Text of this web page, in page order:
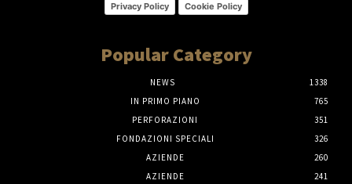
Privacy Policy Cookie Policy
Popular Category
NEWS
1338
IN PRIMO PIANO
765
PERFORAZIONI
351
FONDAZIONI SPECIALI
326
AZIENDE
260
AZIENDE
241